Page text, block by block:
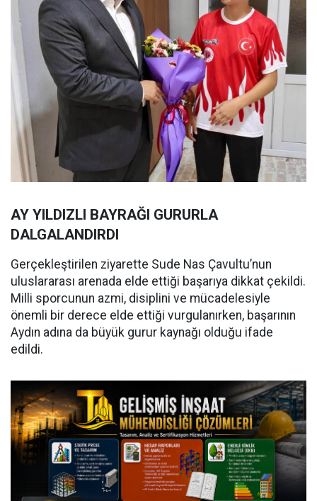
AY YILDIZLI BAYRAĞI GURURLA
DALGALANDIRDI
Gerçekleştirilen ziyarette Sude Nas Çavultu’nun
uluslararası arenada elde ettiği başarıya dikkat çekildi.
Milli sporcunun azmi, disiplini ve mücadelesiyle
önemli bir derece elde ettiği vurgulanırken, başarının
Aydın adına da büyük gurur kaynağı olduğu ifade
edildi.